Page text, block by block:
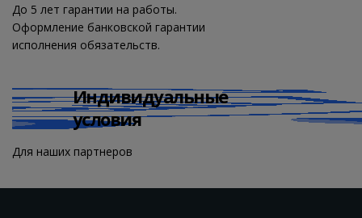
До 5 лет гарантии на работы.
Оформление банковской гарантии
исполнения обязательств.
Индивидуальные
условия
Для наших партнеров